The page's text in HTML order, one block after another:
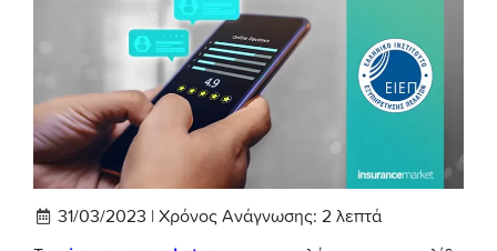
31/03/2023 | Χρόνος Ανάγνωσης: 2 λεπτά